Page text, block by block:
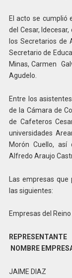
El acto se cumplió
del Cesar,
los Secretarios de
Secretario de
Minas, Carmen
Agudelo.
Entre los
de la Cámara de
de Cafeteros
universidades
Morón Cuello,
Alfredo Araujo
Las empresas que
las siguientes:
Empresas del Reino
NOMBRE
JAIME